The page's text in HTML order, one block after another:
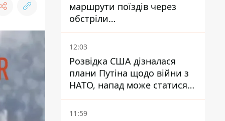
маршрути поїздів через
обстріли
Дніпропетровщини,
Харківщини й Запоріжжя
12:03
Розвідка США дізналася
плани Путіна щодо війни з
НАТО, напад може статися
восени – у WSJ розкрили
деталі
11:59